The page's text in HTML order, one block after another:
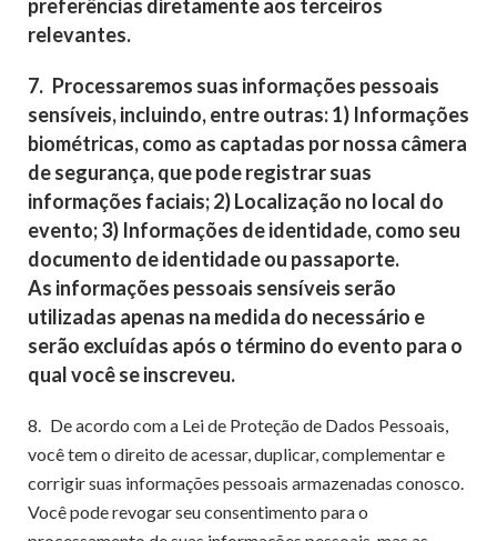
preferências diretamente aos terceiros
relevantes.
7. Processaremos suas informações pessoais
sensíveis, incluindo, entre outras: 1) Informações
biométricas, como as captadas por nossa câmera
de segurança, que pode registrar suas
informações faciais; 2) Localização no local do
evento; 3) Informações de identidade, como seu
documento de identidade ou passaporte.
As informações pessoais sensíveis serão
utilizadas apenas na medida do necessário e
serão excluídas após o término do evento para o
qual você se inscreveu.
8. De acordo com a Lei de Proteção de Dados Pessoais,
você tem o direito de acessar, duplicar, complementar e
corrigir suas informações pessoais armazenadas conosco.
Você pode revogar seu consentimento para o